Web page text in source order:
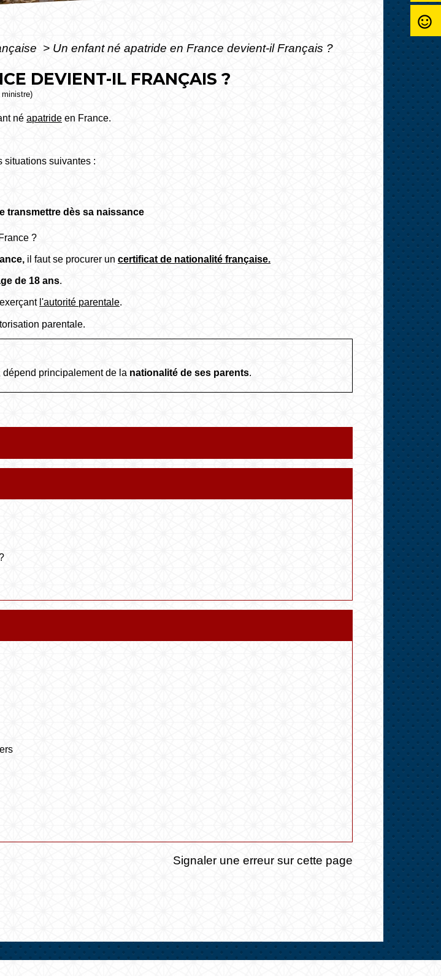
> Un enfant né apatride en France devient-il Français ?
DEVIENT-IL FRANÇAIS ?
néapatride en France.
situations suivantes :
transmettre dès sa naissance
?
il faut se procurer uncertificat de nationalité française.
de 18 ans.
l'autorité parentale.
parentale.
dépend principalement de la nationalité de ses parents.
Signaler une erreur sur cette page
sentiment_satisfied_alt